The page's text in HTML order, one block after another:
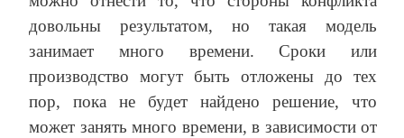
довольны результатом, но такая модель
занимает много времени. Сроки или
производство могут быть отложены до тех
пор, пока не будет найдено решение, что
может занять много времени, в зависимости от